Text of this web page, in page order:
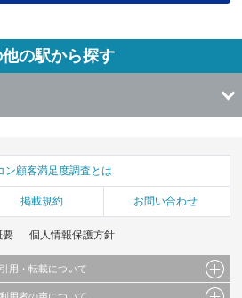
の駅から探す
ン顧客満足度調査とは
掲載規約 お問い合わせ
要 個人情報保護方針
引用・転載について